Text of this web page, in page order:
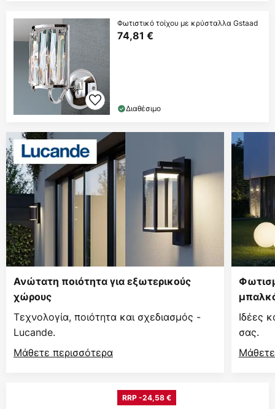
Φωτιστικό τοίχου με κρύσταλλα Gstaad
74,81 €
Διαθέσιμο
Ανώτατη ποιότητα για εξωτερικούς
χώρους
Τεχνολογία, ποιότητα και σχεδιασμός -
Lucande.
Μάθετε περισσότερα
Ιδέες
σας.
RRP -24,58 €